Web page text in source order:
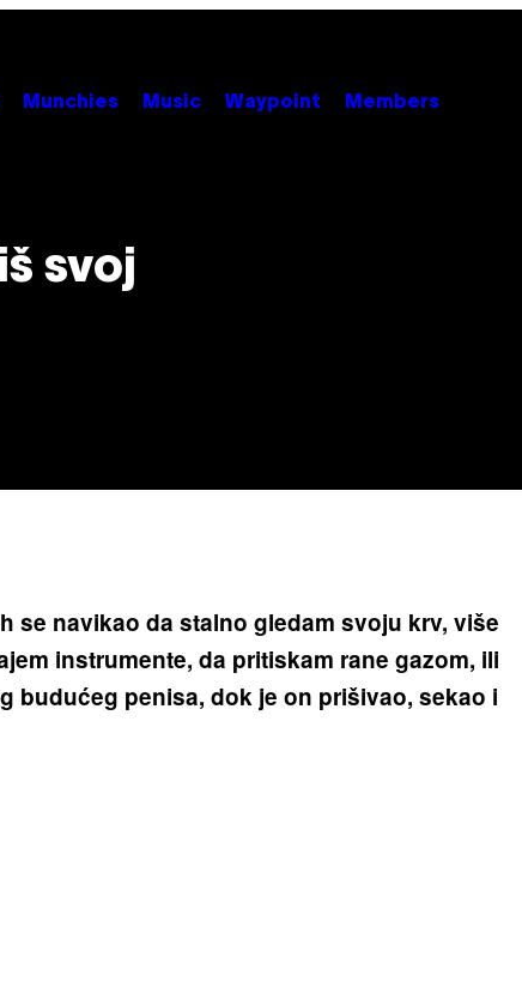
Munchies Music Waypoint Members
svoj
se navikao da stalno gledam svoju krv, više
instrumente, da pritiskam rane gazom, ili
budućeg penisa, dok je on prišivao, sekao i